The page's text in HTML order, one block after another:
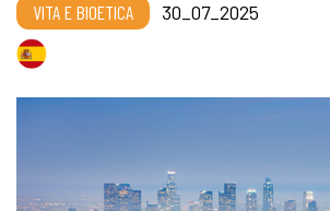
VITA E BIOETICA 30_07_2025